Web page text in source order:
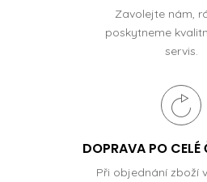
Zavolejte nám,
poskytneme
servis.
DOPRAVA PO CELÉ
Při objednání zboží